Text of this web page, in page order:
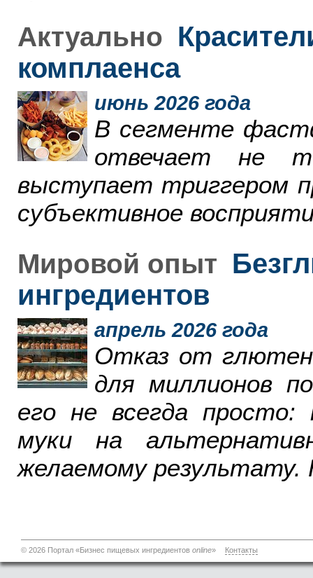
Актуально
комплаенса
июнь 2026 года
В сегменте
отвечает не
выступает триггером
субъективное
Мировой опыт
ингредиентов
апрель 2026 года
Отказ от
для миллионов
его не всегда просто:
муки на
желаемому результату.
© 2026 Портал «Бизнес пищевых ингредиентов online» Контакты